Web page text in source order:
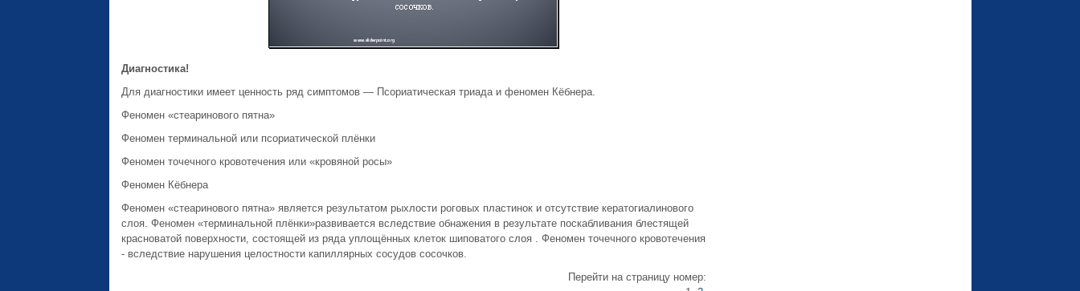
Диагностика!
Для диагностики имеет ценность ряд симптомов — Псориатическая триада и феномен Кёбнера.
Феномен «стеаринового пятна»
Феномен терминальной или псориатической плёнки
Феномен точечного кровотечения или «кровяной росы»
Феномен Кёбнера
Феномен «стеаринового пятна» является результатом рыхлости роговых пластинок и отсутствие кератогиалинового
слоя. Феномен «терминальной плёнки»развивается вследствие обнажения в результате поскабливания блестящей
красноватой поверхности, состоящей из ряда уплощённых клеток шиповатого слоя . Феномен точечного кровотечения
- вследствие нарушения целостности капиллярных сосудов сосочков.
Перейти на страницу номер: